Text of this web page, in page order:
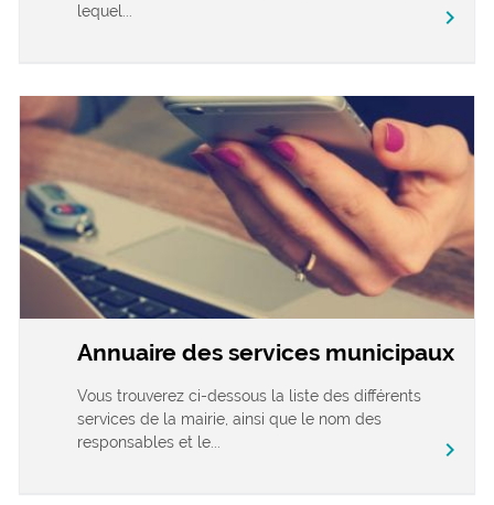
lequel...
chevron_right
Annuaire des services municipaux
Vous trouverez ci-dessous la liste des différents
services de la mairie, ainsi que le nom des
responsables et le...
chevron_right